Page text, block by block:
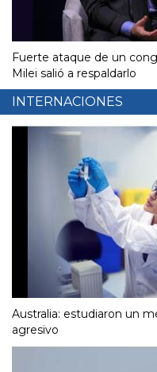
Fuerte ataque de un
Milei salió a respaldarlo
INTERNACIONES
Australia: estudiaron un
agresivo